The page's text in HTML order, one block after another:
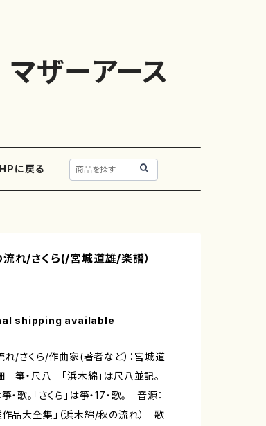
ザーアース
HPに戻る
れ/さくら(/宮城道雄/楽譜）
shipping available
/さくら/作曲家(著者など）：宮城道
箏・尺八 「浜木綿」は尺八並記。
・歌。「さくら」は箏・17・歌。 音源：
品大全集」（浜木綿/秋の流れ） 歌